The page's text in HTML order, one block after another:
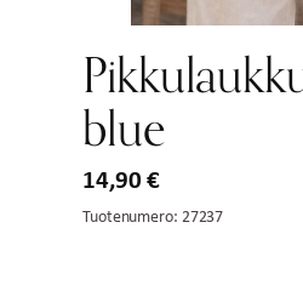
blue
14,90€
Tuotenumero: 27237